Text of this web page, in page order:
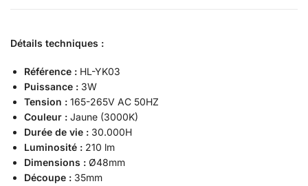
Détails techniques :
Référence : HL-YK03
Puissance : 3W
Tension : 165-265V AC 50HZ
Couleur : Jaune (3000K)
Durée de vie : 30.000H
Luminosité : 210 lm
Dimensions : Ø48mm
Découpe : 35mm